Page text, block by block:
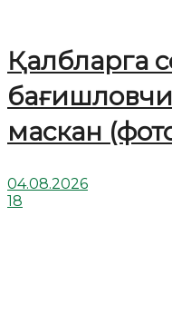
Қалбларга
маскан
04.08.2026
18